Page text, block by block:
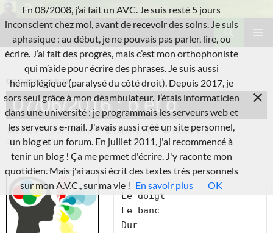
au
contenu
L'A.V.C.
Recherche
ORTHOPHONISTE
07/06/2016 : b et d
IMAGE 2016-06-07 LAURENT B.
LAISSER UN
COMMENTAIRE
Le doigt
Le banc
Dur
En 08/2008, j’ai fait un AVC. Je suis resté 5 jours
inconscient chez moi, avant de recevoir des soins. Je suis
aphasique : au début, je ne pouvais pas parler, lire, ou
écrire. J’ai fait des progrès, mais c’est mon orthophoniste
qui m’aide pour écrire des phrases. Je suis aussi
hémiplégique (paralysé du côté droit). Depuis 2017, je
sors seul grâce à mon déambulateur. J’étais informaticien
dans une université : je programmais les serveurs web et
les serveurs e-mail. J'avais aussi créé un site personnel,
un blog et un forum. En juillet 2011, j'ai recommencé à
tenir un blog ! Ça me permet d'écrire. J'y raconte mon
quotidien. Mais j'ai aussi écrit des textes très personnels
sur mon A.V.C., sur ma vie ! En savoir plus OK